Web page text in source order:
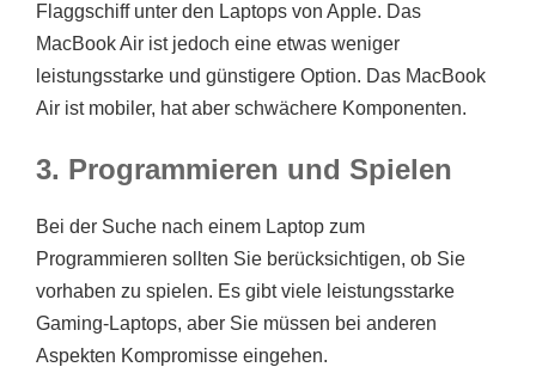
Flaggschiff unter den Laptops von Apple. Das
MacBook Air ist jedoch eine etwas weniger
leistungsstarke und günstigere Option. Das MacBook
Air ist mobiler, hat aber schwächere Komponenten.
3. Programmieren und Spielen
Bei der Suche nach einem Laptop zum
Programmieren sollten Sie berücksichtigen, ob Sie
vorhaben zu spielen. Es gibt viele leistungsstarke
Gaming-Laptops, aber Sie müssen bei anderen
Aspekten Kompromisse eingehen.